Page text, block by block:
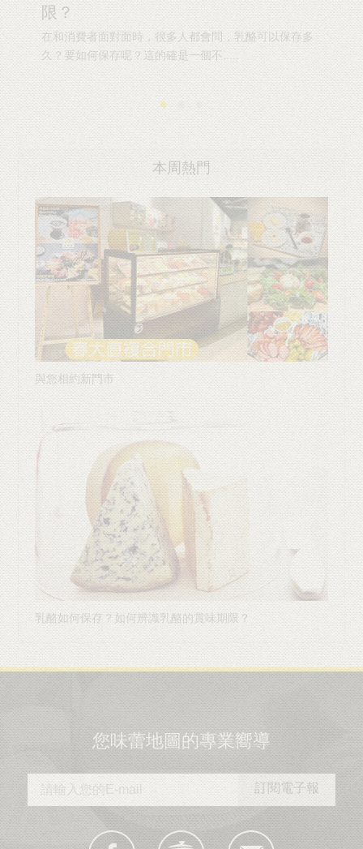
限？
在和消費者面對面時，很多人都會問，乳酪可以保存多
久？要如何保存呢？這的確是一個不.....
本周熱門
與您相約新門市
乳酪如何保存？如何辨識乳酪的賞味期限？
您味蕾地圖的專業嚮導